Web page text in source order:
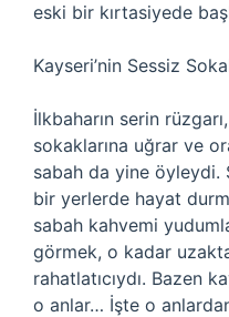
eski bir kırtasiyede
Kayseri’nin Sessiz
İlkbaharın serin
sokaklarına uğrar ve
sabah da yine öyleydi.
bir yerlerde hayat
sabah kahvemi
görmek, o kadar
rahatlatıcıydı. Bazen
o anlar… İşte o